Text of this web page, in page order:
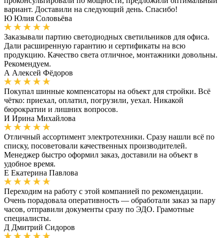
вариант. Доставили на следующий день. Спасибо!
Ю Юлия Соловьёва
Заказывали партию светодиодных светильников для офиса.
Дали расширенную гарантию и сертификаты на всю
продукцию. Качество света отличное, монтажники довольны.
Рекомендуем.
А Алексей Фёдоров
Покупал шинные компенсаторы на объект для стройки. Всё
чётко: приехал, оплатил, погрузили, уехал. Никакой
бюрократии и лишних вопросов.
И Ирина Михайлова
Отличный ассортимент электротехники. Сразу нашли всё по
списку, посоветовали качественных производителей.
Менеджер быстро оформил заказ, доставили на объект в
удобное время.
Е Екатерина Павлова
Переходим на работу с этой компанией по рекомендации.
Очень порадовала оперативность — обработали заказ за пару
часов, отправили документы сразу по ЭДО. Грамотные
специалисты.
Д Дмитрий Сидоров